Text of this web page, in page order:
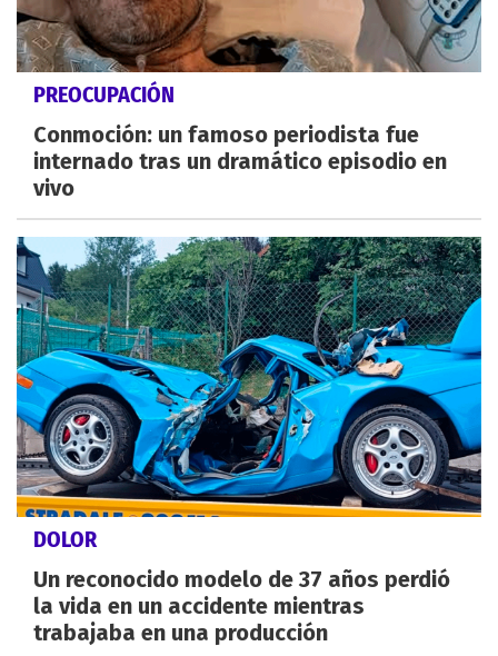
PREOCUPACIÓN
Conmoción: un famoso periodista fue
internado tras un dramático episodio en
vivo
DOLOR
Un reconocido modelo de 37 años perdió
la vida en un accidente mientras
trabajaba en una producción